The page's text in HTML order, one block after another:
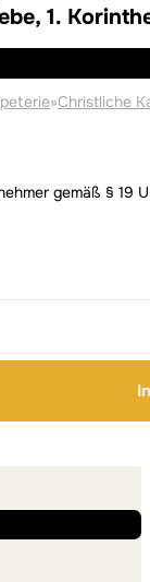
1.
»Christliche
gemäß § 19